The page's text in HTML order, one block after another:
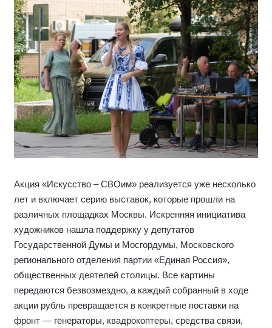
Акция «Искусство – СВОим» реализуется уже несколько
лет и включает серию выставок, которые прошли на
различных площадках Москвы. Искренняя инициатива
художников нашла поддержку у депутатов
Государственной Думы и Мосгордумы, Московского
регионального отделения партии «Единая Россия»,
общественных деятелей столицы. Все картины
передаются безвозмездно, а каждый собранный в ходе
акции рубль превращается в конкретные поставки на
фронт — генераторы, квадрокоптеры, средства связи,